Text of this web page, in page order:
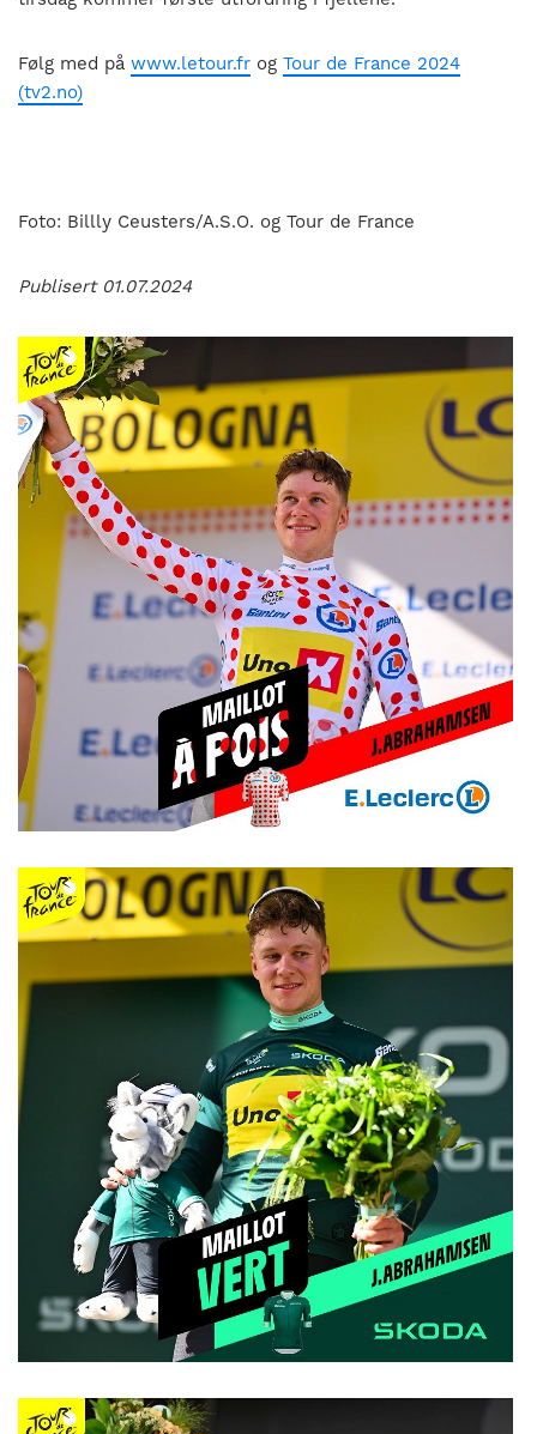
Følg med på www.letour.fr og Tour de France 2024
(tv2.no)
Foto: Billly Ceusters/A.S.O. og Tour de France
Publisert 01.07.2024